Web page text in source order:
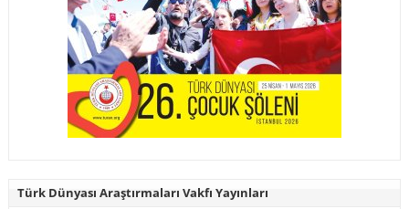
Türk Dünyası Araştırmaları Vakfı Yayınları